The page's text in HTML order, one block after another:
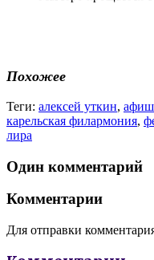
Похожее
Теги: алексей уткин,
карельская филармония,
лира
Один комментарий
Комментарии
Для отправки